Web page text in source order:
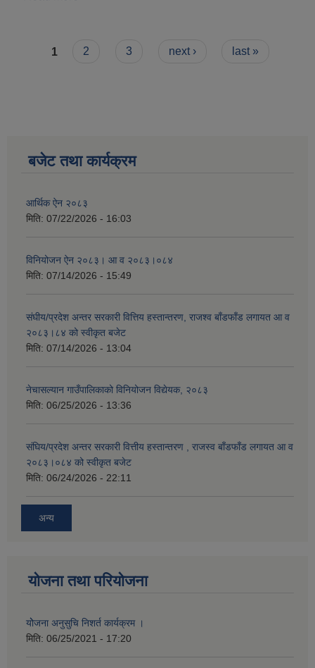
Pages
1 2 3 next › last »
बजेट तथा कार्यक्रम
आर्थिक ऐन २०८३
मिति: 07/22/2026 - 16:03
विनियोजन ऐन २०८३। आ व २०८३।०८४
मिति: 07/14/2026 - 15:49
संघीय/प्रदेश अन्तर सरकारी वित्तिय हस्तान्तरण, राजश्व बाँडफाँड लगायत आ व
२०८३।८४ को स्वीकृत बजेट
मिति: 07/14/2026 - 13:04
नेचासल्यान गाउँपालिकाको विनियोजन विद्येयक, २०८३
मिति: 06/25/2026 - 13:36
संघिय/प्रदेश अन्तर सरकारी वित्तीय हस्तान्तरण , राजस्व बाँडफाँड लगायत आ व
२०८३।०८४ को स्वीकृत बजेट
मिति: 06/24/2026 - 22:11
अन्य
योजना तथा परियोजना
योेजना अनुसुचि निशर्त कार्यक्रम ।
मिति: 06/25/2021 - 17:20